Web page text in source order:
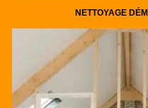
NETTOYAGE